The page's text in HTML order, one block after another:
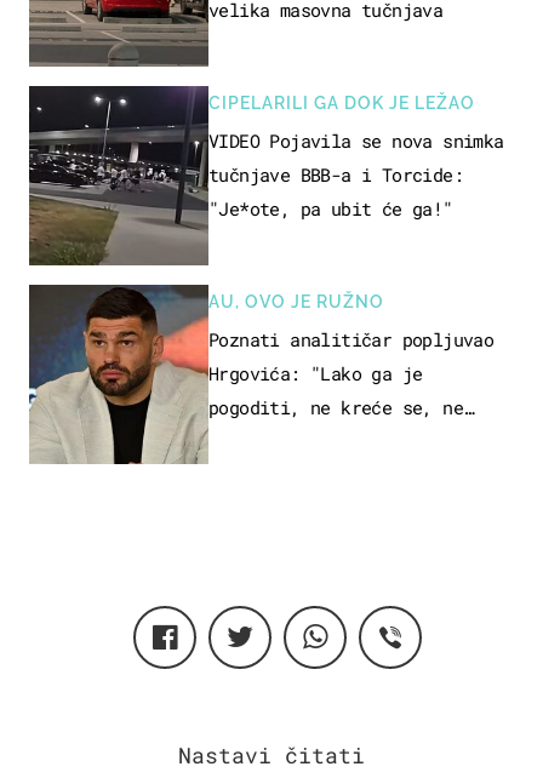
velika masovna tučnjava
CIPELARILI GA DOK JE LEŽAO
VIDEO Pojavila se nova snimka
tučnjave BBB-a i Torcide:
"Je*ote, pa ubit će ga!"
AU, OVO JE RUŽNO
Poznati analitičar popljuvao
Hrgovića: "Lako ga je
pogoditi, ne kreće se, ne